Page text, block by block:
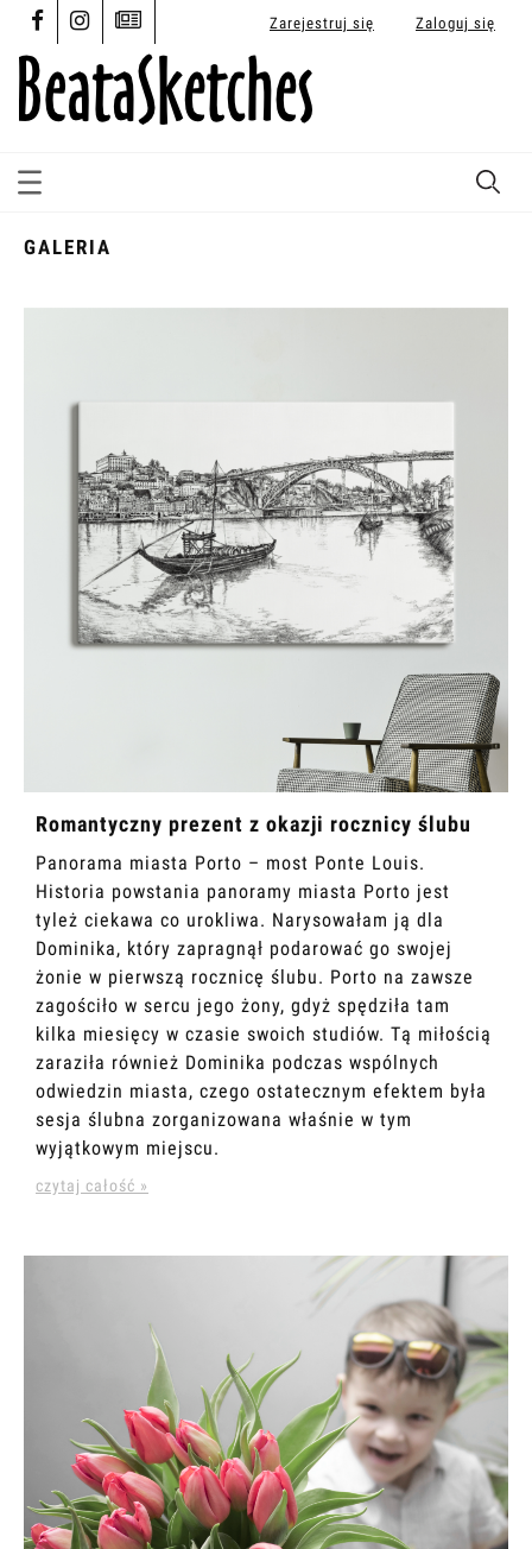
Zarejestruj się Zaloguj się
GALERIA
Romantyczny prezent z okazji rocznicy ślubu
Panorama miasta Porto – most Ponte Louis.
Historia powstania panoramy miasta Porto jest
tyleż ciekawa co urokliwa. Narysowałam ją dla
Dominika, który zapragnął podarować go swojej
żonie w pierwszą rocznicę ślubu. Porto na zawsze
zagościło w sercu jego żony, gdyż spędziła tam
kilka miesięcy w czasie swoich studiów. Tą miłością
zaraziła również Dominika podczas wspólnych
odwiedzin miasta, czego ostatecznym efektem była
sesja ślubna zorganizowana właśnie w tym
wyjątkowym miejscu.
czytaj całość »